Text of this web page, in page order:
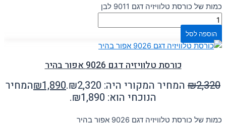
כמות של כורסת טלוויזיה דגם 9011 לבן
הוספה לסל
כורסת טלוויזיה דגם 9026 אפור בהיר
₪2,320 המחיר המקורי היה: ₪2,320. ₪1,890
המחיר
הנוכחי הוא: ₪1,890.
כמות של כורסת טלוויזיה דגם 9026 אפור בהיר